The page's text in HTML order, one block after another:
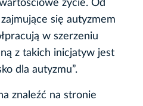
życie. Od
się autyzmem
w szerzeniu
z takich inicjatyw jest
dla autyzmu”.
znaleźć na stronie